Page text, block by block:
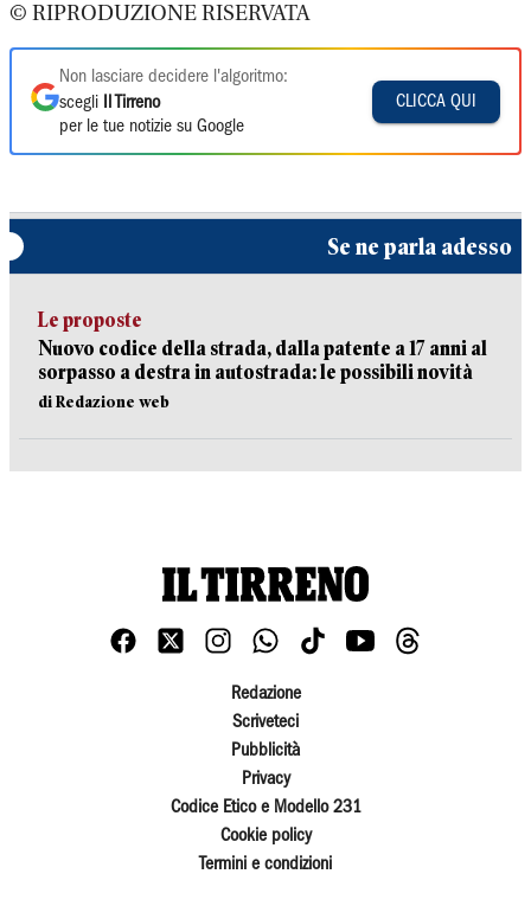
© RIPRODUZIONE RISERVATA
Non lasciare decidere l'algoritmo:
scegli
Il Tirreno
per le tue notizie su Google
CLICCA QUI
Se ne parla adesso
Le proposte
Nuovo codice della strada, dalla patente a 17 anni al
sorpasso a destra in autostrada: le possibili novità
di Redazione web
Redazione
Scriveteci
Pubblicità
Privacy
Codice Etico e Modello 231
Cookie policy
Termini e condizioni